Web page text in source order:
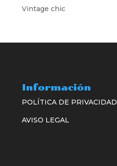
Vintage chic
Información
POLÍTICA DE PRIVACIDAD
AVISO LEGAL